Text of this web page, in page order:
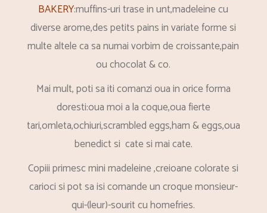
BAKERY:muffins-uri trase in unt,madeleine cu
diverse arome,des petits pains in variate forme si
multe altele ca sa numai vorbim de croissante,pain
ou chocolat & co.
Mai mult, poti sa iti comanzi oua in orice forma
doresti:oua moi a la coque,oua fierte
tari,omleta,ochiuri,scrambled eggs,ham & eggs,oua
benedict si cate si mai cate.
Copiii primesc mini madeleine ,creioane colorate si
carioci si pot sa isi comande un croque monsieur-
qui-(leur)-sourit cu homefries.